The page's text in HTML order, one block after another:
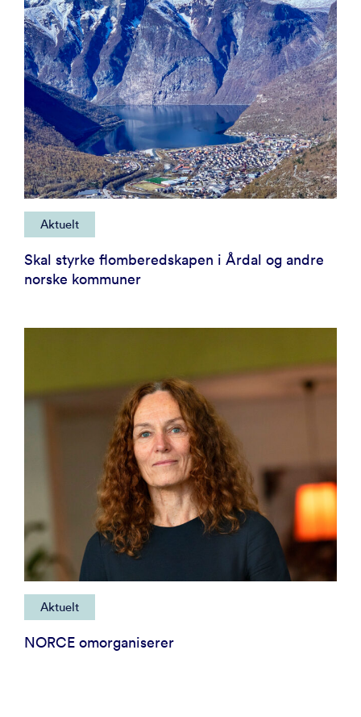
Aktuelt
Skal styrke flomberedskapen i Årdal og andre
norske kommuner
Aktuelt
NORCE omorganiserer